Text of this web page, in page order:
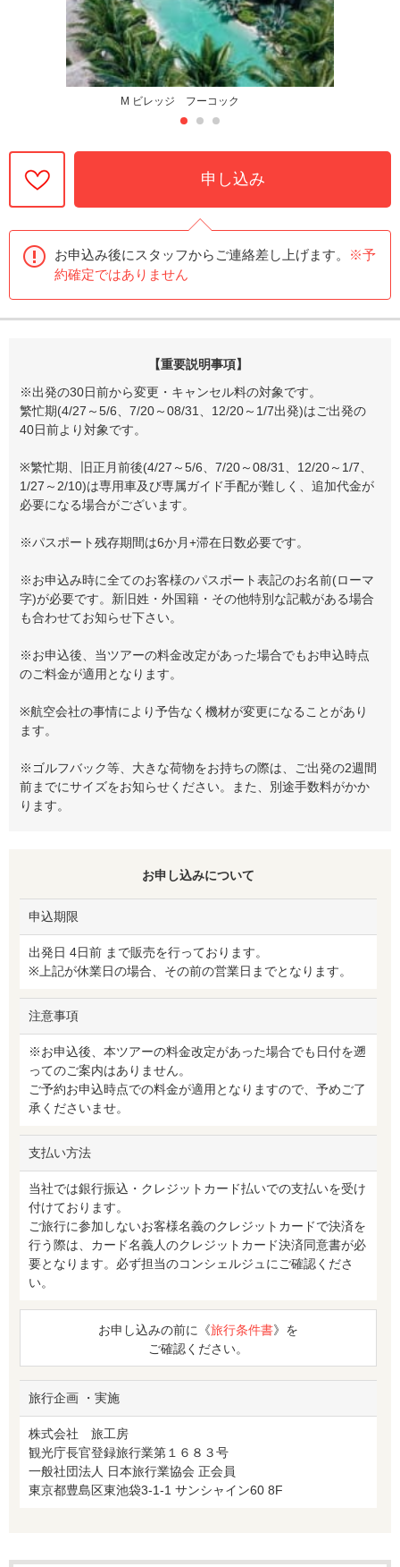
M ビレッジ フーコック
申し込み
お申込み後にスタッフからご連絡差し上げます。
※予
約確定ではありません
【重要説明事項】
※出発の30日前から変更・キャンセル料の対象です。
繁忙期(4/27～5/6、7/20～08/31、12/20～1/7出発)はご出発の
40日前より対象です。
※繁忙期、旧正月前後(4/27～5/6、7/20～08/31、12/20～1/7、
1/27～2/10)は専用車及び専属ガイド手配が難しく、追加代金が
必要になる場合がございます。
※パスポート残存期間は6か月+滞在日数必要です。
※お申込み時に全てのお客様のパスポート表記のお名前(ローマ
字)が必要です。新旧姓・外国籍・その他特別な記載がある場合
も合わせてお知らせ下さい。
※お申込後、当ツアーの料金改定があった場合でもお申込時点
のご料金が適用となります。
※航空会社の事情により予告なく機材が変更になることがあり
ます。
※ゴルフバック等、大きな荷物をお持ちの際は、ご出発の2週間
前までにサイズをお知らせください。また、別途手数料がかか
ります。
お申し込みについて
申込期限
出発日 4日前 まで販売を行っております。
※上記が休業日の場合、その前の営業日までとなります。
注意事項
※お申込後、本ツアーの料金改定があった場合でも日付を遡
ってのご案内はありません。
ご予約お申込時点での料金が適用となりますので、予めご了
承くださいませ。
支払い方法
当社では銀行振込・クレジットカード払いでの支払いを受け
付けております。
ご旅行に参加しないお客様名義のクレジットカードで決済を
行う際は、カード名義人のクレジットカード決済同意書が必
要となります。必ず担当のコンシェルジュにご確認くださ
い。
お申し込みの前に《旅行条件書》を
ご確認ください。
旅行企画 ・実施
株式会社 旅工房
観光庁長官登録旅行業第１６８３号
一般社団法人 日本旅行業協会 正会員
東京都豊島区東池袋3-1-1 サンシャイン60 8F